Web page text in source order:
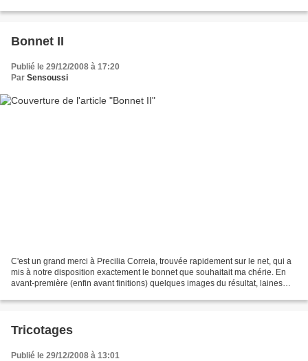
Bonnet II
Publié le 29/12/2008 à 17:20
Par Sensoussi
C'est un grand merci à Precilia Correia, trouvée rapidement sur le net, qui a
mis à notre disposition exactement le bonnet que souhaitait ma chérie. En
avant-première (enfin avant finitions) quelques images du résultat, laines
Tricotages
Publié le 29/12/2008 à 13:01